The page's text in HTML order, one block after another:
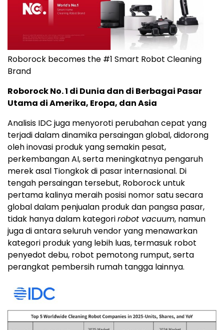
Roborock becomes the #1 Smart Robot Cleaning
Brand
Roborock No. 1 di Dunia dan di Berbagai Pasar
Utama di Amerika, Eropa, dan Asia
Analisis IDC juga menyoroti perubahan cepat yang
terjadi dalam dinamika persaingan global, didorong
oleh inovasi produk yang semakin pesat,
perkembangan AI, serta meningkatnya pengaruh
merek asal Tiongkok di pasar internasional. Di
tengah persaingan tersebut, Roborock untuk
pertama kalinya meraih posisi nomor satu secara
global dalam penjualan produk dan pangsa pasar,
tidak hanya dalam kategorirobot vacuum, namun
juga di antara seluruh vendor yang menawarkan
kategori produk yang lebih luas, termasuk robot
penyedot debu, robot pemotong rumput, serta
perangkat pembersih rumah tangga lainnya.